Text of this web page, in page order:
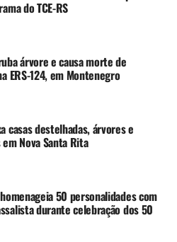
DTP (2ª dose reforço)
do TCE-RS
árvore e causa morte de
ERS-124, em Montenegro
casas destelhadas, árvores e
Nova Santa Rita
50 personalidades com
durante celebração dos 50